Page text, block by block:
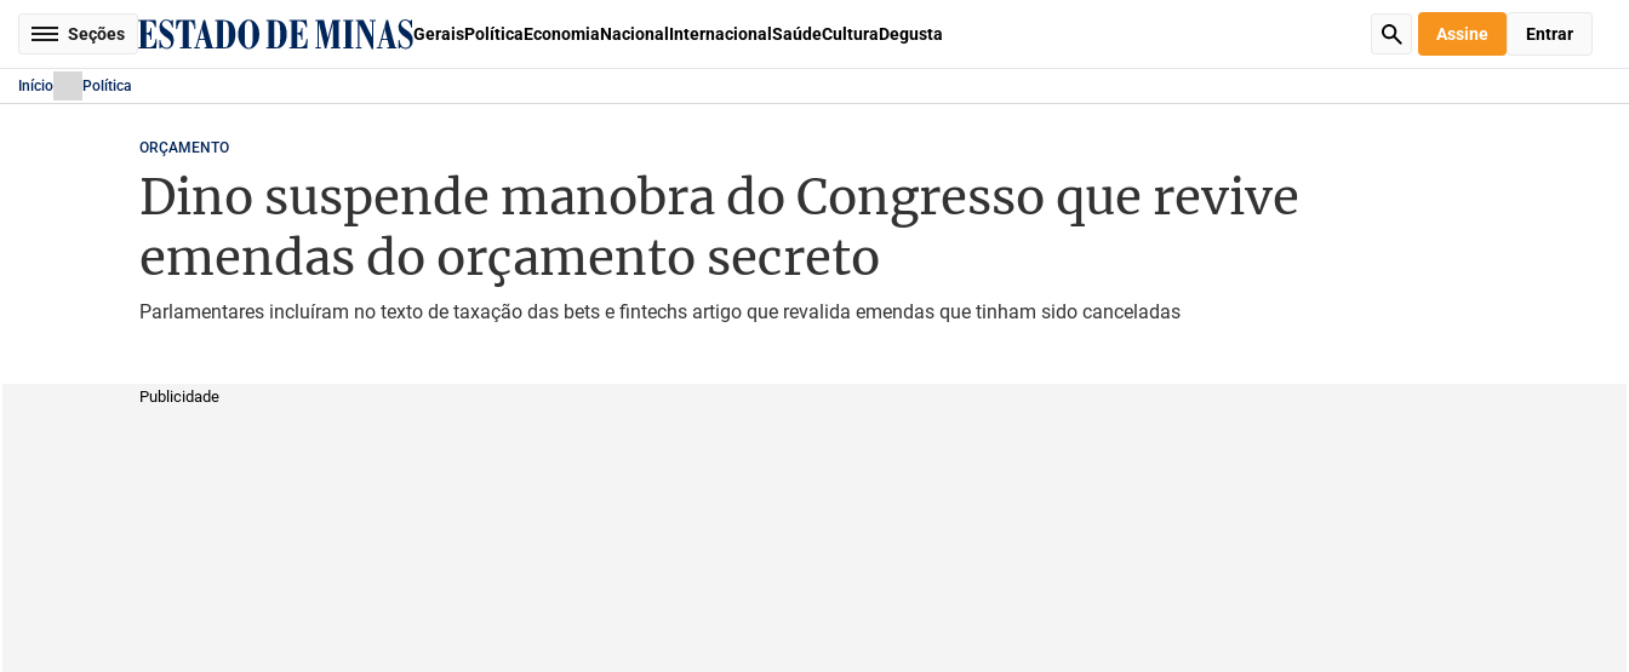
Seções GeraisPolíticaEconomiaNacional Internacional SaúdeCulturaDegusta Assine Entrar
Início Política
ORÇAMENTO
Dino suspende manobra do Congresso que revive
emendas do orçamento secreto
Parlamentares incluíram no texto de taxação das bets e fintechs artigo que revalida emendas que tinham sido canceladas
Publicidade